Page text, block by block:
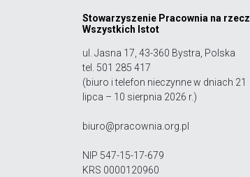
Stowarzyszenie Pracownia na rzecz
Wszystkich Istot
ul. Jasna 17, 43-360 Bystra, Polska
tel. 501 285 417
(biuro i telefon nieczynne w dniach 21
lipca – 10 sierpnia 2026 r.)
biuro@pracownia.org.pl
NIP 547-15-17-679
KRS 0000120960